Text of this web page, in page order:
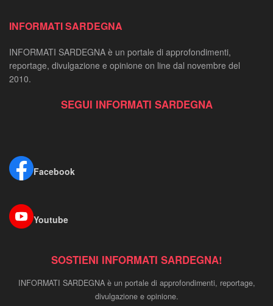
INFORMATI SARDEGNA
INFORMATI SARDEGNA è un portale di approfondimenti,
reportage, divulgazione e opinione on line dal novembre del
2010.
SEGUI INFORMATI SARDEGNA
Facebook
Youtube
SOSTIENI INFORMATI SARDEGNA!
INFORMATI SARDEGNA è un portale di approfondimenti, reportage,
divulgazione e opinione.